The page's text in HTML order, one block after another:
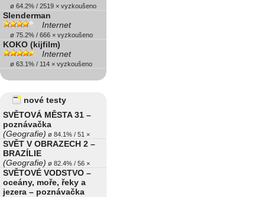
ø 64.2% / 2519 × vyzkoušeno
Slenderman
Internet
ø 75.2% / 666 × vyzkoušeno
KOKO (kijfilm)
Internet
ø 63.1% / 114 × vyzkoušeno
nové testy
SVĚTOVÁ MĚSTA 31 –
poznávačka
(Geografie) ø 84.1% / 51 ×
SVĚT V OBRAZECH 2 –
BRAZÍLIE
(Geografie) ø 82.4% / 56 ×
SVĚTOVÉ VODSTVO –
oceány, moře, řeky a
jezera – poznávačka